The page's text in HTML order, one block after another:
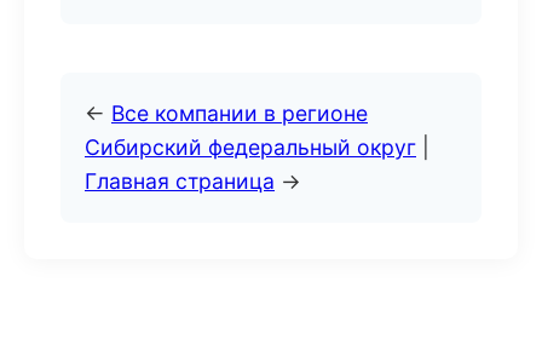
← Все компании в регионе
Сибирский федеральный округ
Главная страница →